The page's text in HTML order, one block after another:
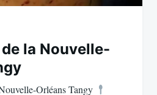
la Nouvelle-
Orléans Tangy